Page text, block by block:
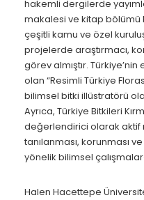
hakemli dergilerde
makalesi ve kitap bölümü
çeşitli kamu ve özel
projelerde araştırmacı,
görev almıştır.
olan “Resimli Türkiye
bilimsel bitki illüstratörü
Ayrıca, Türkiye Bitkileri
değerlendirici olarak aktif
tanılanması, korunması
yönelik bilimsel
Halen Hacettepe